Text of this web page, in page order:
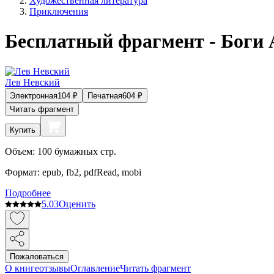
Приключения
Бесплатный фрагмент - Боги
Лев Невский
Электронная104 ₽ Печатная604 ₽
Читать фрагмент
Купить
Объем: 100 бумажных стр.
Формат: epub, fb2, pdfRead, mobi
Подробнее
5.03Оценить
Пожаловаться
О книгеотзывыОглавлениеЧитать фрагмент